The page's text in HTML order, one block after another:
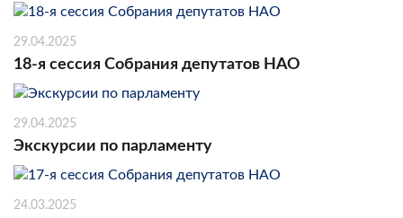
29.04.2025
18-я сессия Собрания депутатов НАО
29.04.2025
Экскурсии по парламенту
24.03.2025